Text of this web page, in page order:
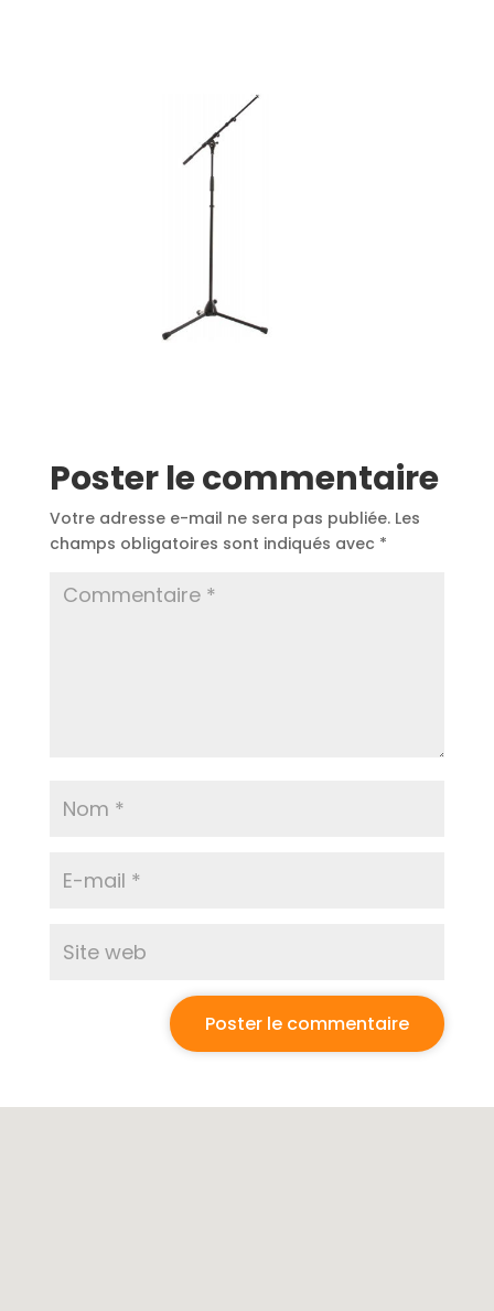
Poster le commentaire
Votre adresse e-mail ne sera pas publiée. Les
champs obligatoires sont indiqués avec *